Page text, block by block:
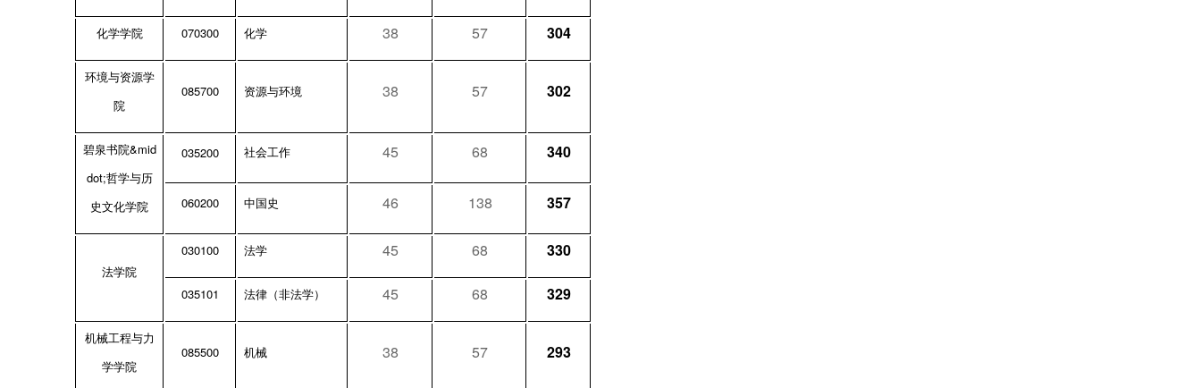
化学学院 070300 化学 38 57 304
环境与资源学
院
085700 资源与环境 38 57 302
碧泉书院&mid
dot;哲学与历
史文化学院
035200 社会工作 45 68 340
060200 中国史 46 138 357
法学院
030100 法学 45 68 330
035101 法律（非法学） 45 68 329
机械工程与力
学学院
085500 机械 38 57 293